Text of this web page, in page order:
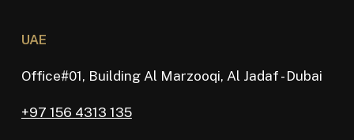
UAE
Office#01, Building Al Marzooqi, Al Jadaf - Dubai
+97 156 4313 135